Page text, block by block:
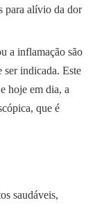
para alívio da dor
a inflamação são
indicada. Este
hoje em dia, a
que é
saudáveis,